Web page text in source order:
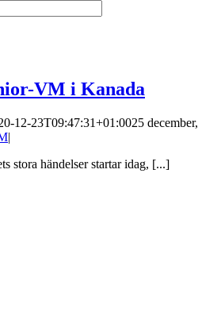
VM i Kanada
12-23T09:47:31+01:0025 december,
|
stora händelser startar idag, [...]